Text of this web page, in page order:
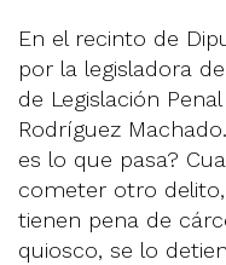
En el recinto de
por la legisladora
de Legislación
Rodríguez
es lo que pasa?
cometer otro
tienen pena de
quiosco, se lo